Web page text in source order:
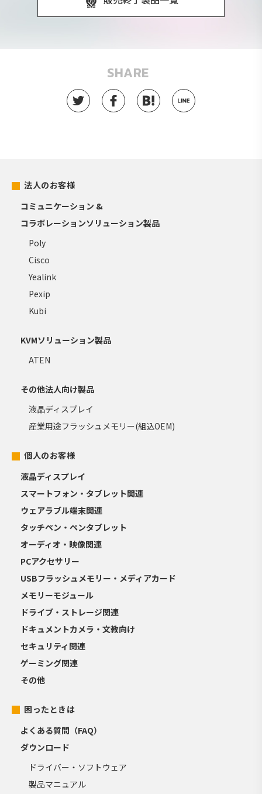
SHARE
法人のお客様
コミュニケーション &
コラボレーションソリューション製品
Poly
Cisco
Yealink
Pexip
Kubi
KVMソリューション製品
ATEN
その他法人向け製品
液晶ディスプレイ
産業用途フラッシュメモリー(組込OEM)
個人のお客様
液晶ディスプレイ
スマートフォン・タブレット関連
ウェアラブル端末関連
タッチペン・ペンタブレット
オーディオ・映像関連
PCアクセサリー
USBフラッシュメモリー・メディアカード
メモリーモジュール
ドライブ・ストレージ関連
ドキュメントカメラ・文教向け
セキュリティ関連
ゲーミング関連
その他
困ったときは
よくある質問（FAQ）
ダウンロード
ドライバー・ソフトウェア
製品マニュアル